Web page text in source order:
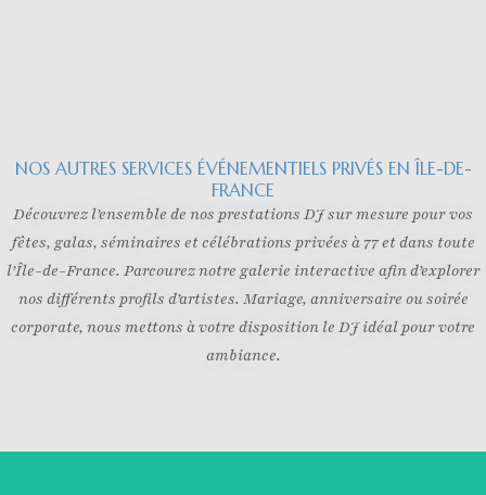
NOS AUTRES SERVICES ÉVÉNEMENTIELS PRIVÉS EN ÎLE-DE-
FRANCE
Découvrez l’ensemble de nos prestations DJ sur mesure pour vos
fêtes, galas, séminaires et célébrations privées à 77 et dans toute
l’Île-de-France. Parcourez notre galerie interactive afin d’explorer
nos différents profils d’artistes. Mariage, anniversaire ou soirée
corporate, nous mettons à votre disposition le DJ idéal pour votre
ambiance.